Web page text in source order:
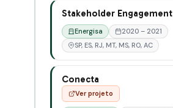
Stakeholder Engagement
Energisa
2020 – 2021
SP, ES, RJ, MT, MS, RO, AC
Conecta
Ver projeto